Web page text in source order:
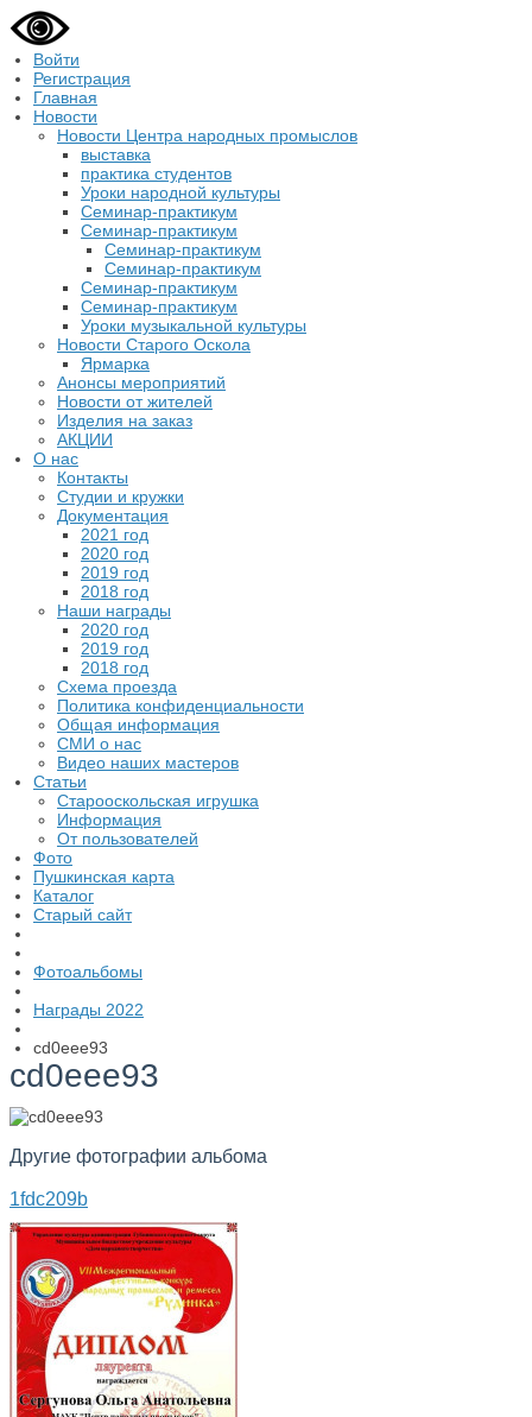
Войти
Регистрация
Главная
Новости
Новости Центра народных промыслов
выставка
практика студентов
Уроки народной культуры
Семинар-практикум
Семинар-практикум
Семинар-практикум
Семинар-практикум
Семинар-практикум
Семинар-практикум
Уроки музыкальной культуры
Новости Старого Оскола
Ярмарка
Анонсы мероприятий
Новости от жителей
Изделия на заказ
АКЦИИ
О нас
Контакты
Студии и кружки
Документация
2021 год
2020 год
2019 год
2018 год
Наши награды
2020 год
2019 год
2018 год
Схема проезда
Политика конфиденциальности
Общая информация
СМИ о нас
Видео наших мастеров
Статьи
Старооскольская игрушка
Информация
От пользователей
Фото
Пушкинская карта
Каталог
Старый сайт
Фотоальбомы
Награды 2022
cd0eee93
cd0eee93
Другие фотографии альбома
1fdc209b